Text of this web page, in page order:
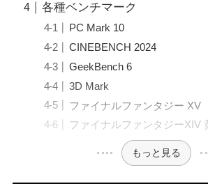
各種ベンチマーク
PC Mark 10
CINEBENCH 2024
GeekBench 6
3D Mark
ファイナルファンタジー XV
ファイナルファンタジーXIV
もっと見る